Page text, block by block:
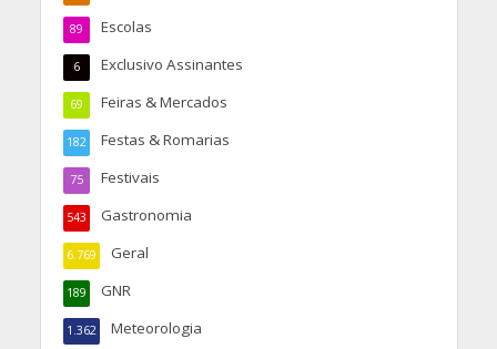
Escolas
89
Exclusivo Assinantes
6
Feiras & Mercados
69
Festas & Romarias
182
Festivais
75
Gastronomia
543
Geral
6.769
GNR
189
Meteorologia
1.362